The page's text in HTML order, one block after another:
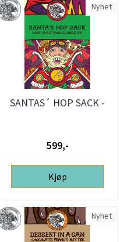
Nyhet
SANTAS´ HOP SACK -
599,-
Kjøp
Nyhet